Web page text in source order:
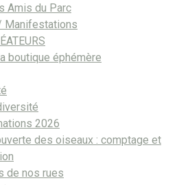
Amis du Parc
Manifestations
boutique éphémère
2026
des oiseaux : comptage et
de nos rues